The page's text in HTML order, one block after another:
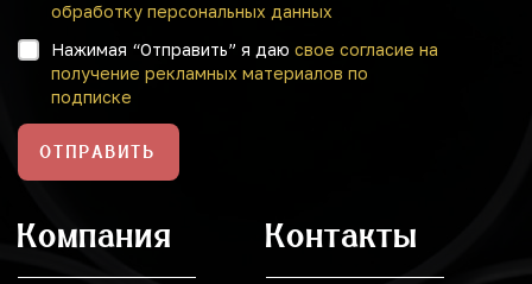
обработку персональных данных
Нажимая “Отправить” я даю свое согласие на
получение рекламных материалов по
подписке
ОТПРАВИТЬ
Компания Контакты